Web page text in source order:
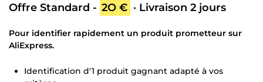
Offre Standard - 2O € · Livraison 2 jours
Pour identifier rapidement un produit prometteur sur
AliExpress.
Identification d'1 produit gagnant adapté à vos